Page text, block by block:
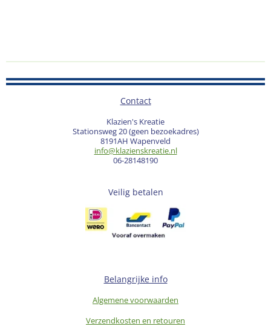
Contact
Klazien's Kreatie
Stationsweg 20 (geen bezoekadres)
8191AH Wapenveld
info@klazienskreatie.nl
06-28148190
Veilig betalen
Belangrijke info
Algemene voorwaarden
Verzendkosten en retouren